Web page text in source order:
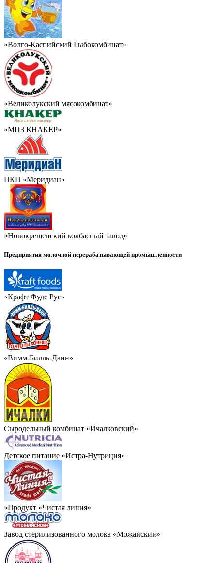
«Волго-Каспийский Рыбокомбинат»
«Великолукский мясокомбинат»
«МПЗ КНАКЕР»
ПКП «Меридиан»
«Новокрещенский колбасный завод»
Предприятия молочной перерабатывающей промышленности
«Крафт Фудс Рус»
«Вимм-Билль-Данн»
Сыродельный комбинат «Ичалковский»
Детское питание «Истра-Нутриция»
«Продукт «Чистая линия»
Завод стерилизованного молока «Можайский»